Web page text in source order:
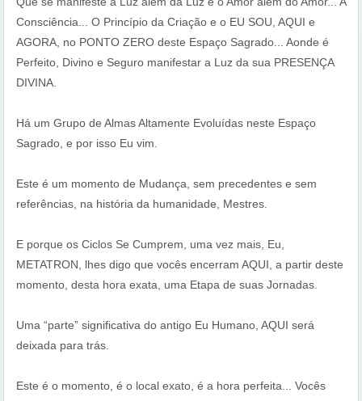
Consciência... O Princípio da Criação e o EU SOU, AQUI e
AGORA, no PONTO ZERO deste Espaço Sagrado... Aonde é
Perfeito, Divino e Seguro manifestar a Luz da sua PRESENÇA
DIVINA.
Há um Grupo de Almas Altamente Evoluídas neste Espaço
Sagrado, e por isso Eu vim.
Este é um momento de Mudança, sem precedentes e sem
referências, na história da humanidade, Mestres.
E porque os Ciclos Se Cumprem, uma vez mais, Eu,
METATRON, lhes digo que vocês encerram AQUI, a partir deste
momento, desta hora exata, uma Etapa de suas Jornadas.
Uma “parte” significativa do antigo Eu Humano, AQUI será
deixada para trás.
Este é o momento, é o local exato, é a hora perfeita... Vocês